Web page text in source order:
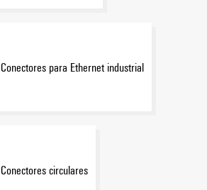
Conectores para Ethernet industrial
Conectores circulares